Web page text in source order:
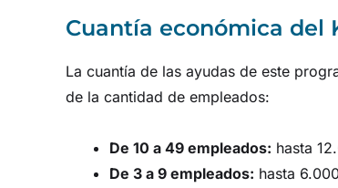
Cuantía económica del
La cuantía de las ayudas de este
de la cantidad de empleados:
De 10 a 49 empleados: hasta
De 3 a 9 empleados: hasta